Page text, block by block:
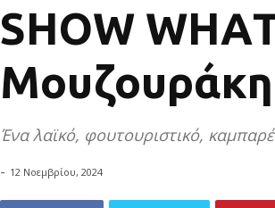
SHOW
Μουζουράκη
Ένα λαϊκό, φουτουριστικό, καμπαρέ
- 12 Νοεμβρίου, 2024